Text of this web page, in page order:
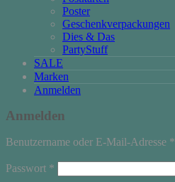
Poster
Geschenkverpackungen
Dies & Das
PartyStuff
SALE
Marken
Anmelden
Anmelden
Benutzername oder E-Mail-Adresse *
Passwort *